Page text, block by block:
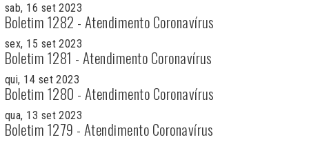
sab, 16 set 2023
Boletim 1282 - Atendimento Coronavírus
sex, 15 set 2023
Boletim 1281 - Atendimento Coronavírus
qui, 14 set 2023
Boletim 1280 - Atendimento Coronavírus
qua, 13 set 2023
Boletim 1279 - Atendimento Coronavírus